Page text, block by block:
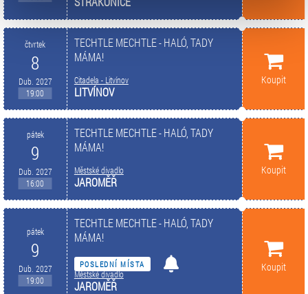
zpracování upravíte zaškrtnutím příslušné varianty. Svoji
volbu můžete kdykoliv změnit v zápatí stránky v záložce
„Cookies a jejich nastavení“.
čtvrtek
8
Dub. 2027
19:00
TECHTLE MECHTLE - HALÓ, TADY
MÁMA!
Citadela - Litvínov
LITVÍNOV
Koupit
pátek
9
Dub. 2027
16:00
TECHTLE MECHTLE - HALÓ, TADY
MÁMA!
Městské divadlo
JAROMĚŘ
Koupit
pátek
9
Dub. 2027
19:00
TECHTLE MECHTLE - HALÓ, TADY
MÁMA!
POSLEDNÍ MÍSTA
Městské divadlo
JAROMĚŘ
Koupit